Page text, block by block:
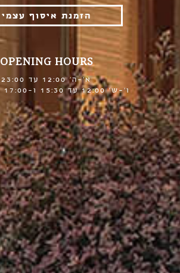
הזמנת איסוף עצמי
OPENING HOURS
א'-ה' 12:00 עד 23:00
ו'-ש' 12:00 עד 15:30 ו-17:00 עד 23:00